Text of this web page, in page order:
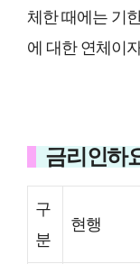
체한 때에는 기
에 대한 연체이
금리인하
구
분
현행